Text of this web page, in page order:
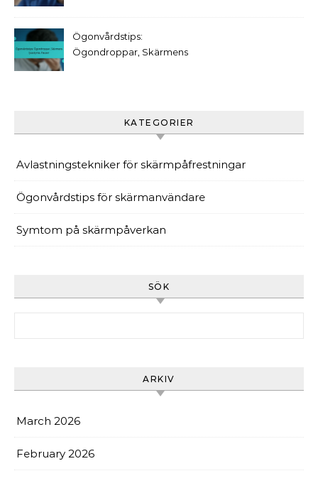
Ögonvårdstips:
Ögondroppar, Skärmens
KATEGORIER
Avlastningstekniker för skärmpåfrestningar
Ögonvårdstips för skärmanvändare
Symtom på skärmpåverkan
SÖK
ARKIV
March 2026
February 2026